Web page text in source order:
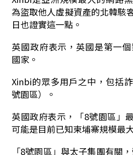
為盜取他人虛擬資產的北韓駭
日也證實這一點。
英國政府表示，英國是第一
國家。
Xinbi的眾多用戶之中，包括
號園區）。
英國政府表示，「8號園區」
可能是目前已知柬埔寨規模最
「8號園區」與太子集團有關